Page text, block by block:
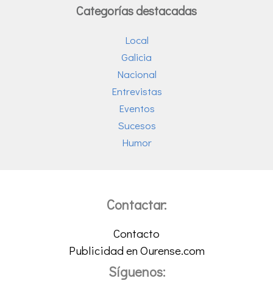
Categorías destacadas
Local
Galicia
Nacional
Entrevistas
Eventos
Sucesos
Humor
Contactar:
Contacto
Publicidad en Ourense.com
Síguenos: